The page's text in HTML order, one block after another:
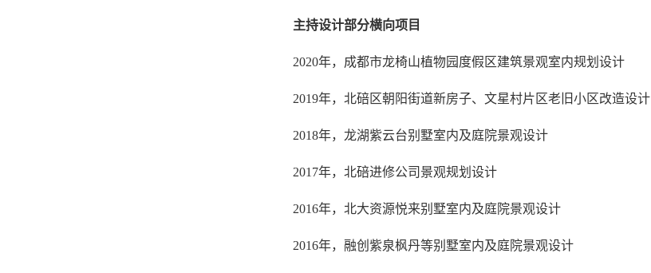
主持设计部分横向项目
2020年，成都市龙椅山植物园度假区建筑景观室内规划设计
2019年，北碚区朝阳街道新房子、文星村片区老旧小区改造设计
2018年，龙湖紫云台别墅室内及庭院景观设计
2017年，北碚进修公司景观规划设计
2016年，北大资源悦来别墅室内及庭院景观设计
2016年，融创紫泉枫丹等别墅室内及庭院景观设计